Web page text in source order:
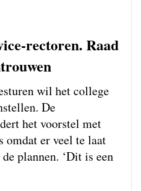
rectoren. Raad
wil het college
De
het voorstel met
omdat er veel te laat
plannen. ‘Dit is een